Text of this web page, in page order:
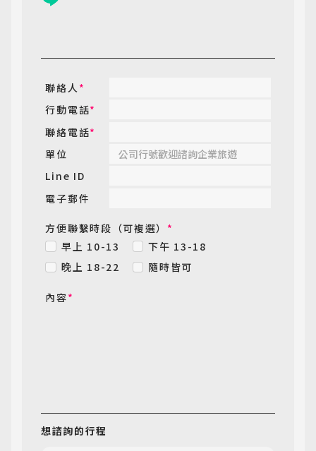
聯絡人 *
行動電話*
聯絡電話*
單位
Line ID
電子郵件
方便聯繫時段（可複選） *
早上 10-13
下午 13-18
晚上 18-22
隨時皆可
內容*
想諮詢的行程